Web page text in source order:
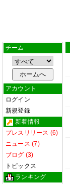
チーム
アカウント
ログイン
新規登録
新着情報
プレスリリース (6)
ニュース (7)
ブログ (3)
トピックス
ランキング